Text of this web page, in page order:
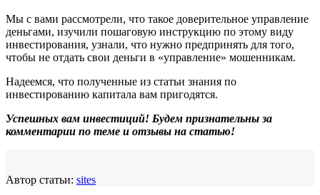
Мы с вами рассмотрели, что такое доверительное управление
деньгами, изучили пошаговую инструкцию по этому виду
инвестирования, узнали, что нужно предпринять для того,
чтобы не отдать свои деньги в «управление» мошенникам.
Надеемся, что полученные из статьи знания по
инвестированию капитала вам пригодятся.
Успешных вам инвестиций! Будем признательны за
комментарии по теме и отзывы на статью!
Автор статьи: sites